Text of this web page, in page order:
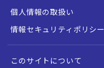
個人情報の取扱い
情報セキュリティポリシー
このサイトについて